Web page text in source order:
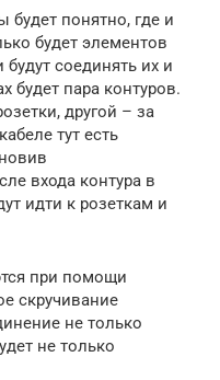
будет понятно, где и
будет элементов
соединять их и
будет пара контуров.
другой – за
тут есть
входа контура в
идти к розеткам и
при помощи
скручивание
не только
не только